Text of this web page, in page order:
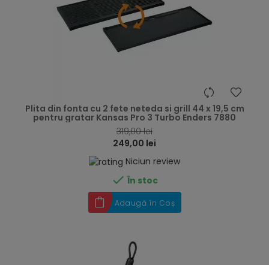
Plita din fonta cu 2 fete neteda si grill 44 x 19,5 cm
pentru gratar Kansas Pro 3 Turbo Enders 7880
319,00 lei
249,00 lei
Niciun review
 În stoc
Adaugă în Coș